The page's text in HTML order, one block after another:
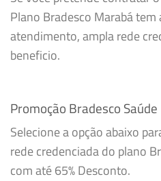
Plano Bradesco Marabá
atendimento, ampla rede
beneficio.
Promoção Bradesco
Selecione a opção abaixo
rede credenciada do plano
com até 65% Desconto.